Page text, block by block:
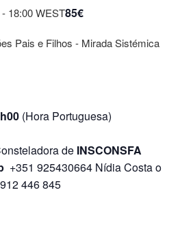
- 18:00WEST85€
(Hora Portuguesa)
de INSCONSFA
+351 925430664 Nídia Costa o
446 845